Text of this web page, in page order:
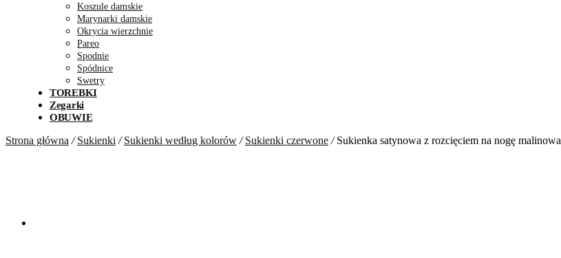
Koszule damskie
Marynarki damskie
Okrycia wierzchnie
Pareo
Spodnie
Spódnice
Swetry
TOREBKI
Zegarki
OBUWIE
Strona główna / Sukienki / Sukienki według kolorów / Sukienki czerwone /Sukienka satynowa z rozcięciem na nogę malinowa